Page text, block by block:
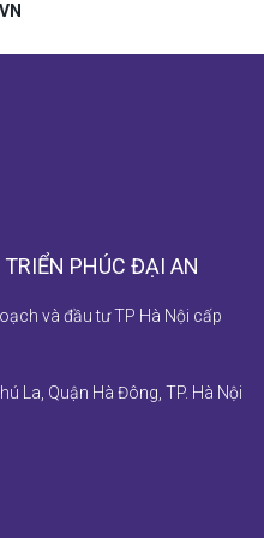
PHÚC ĐẠI AN
và đầu tư TP Hà Nội cấp
La, Quận Hà Đông, TP. Hà Nội